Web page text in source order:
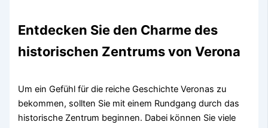
Entdecken Sie den Charme des
historischen Zentrums von Verona
Um ein Gefühl für die reiche Geschichte Veronas zu
bekommen, sollten Sie mit einem Rundgang durch das
historische Zentrum beginnen. Dabei können Sie viele